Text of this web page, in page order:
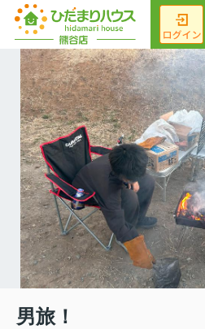
男旅！